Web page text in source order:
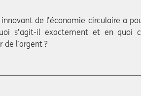
de l’économie circulaire a
s’agit-il exactement et en quoi
de l’argent ?